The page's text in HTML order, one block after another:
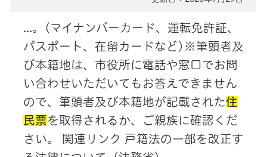
...。(マイナンバーカード、運転免許証、
パスポート、在留カードなど)※筆頭者及
び本籍地は、市役所に電話や窓口でお問
い合わせいただいてもお答えできません
ので、筆頭者及び本籍地が記載された住
民票を取得されるか、ご親族に確認くだ
さい。 関連リンク 戸籍法の一部を改正す